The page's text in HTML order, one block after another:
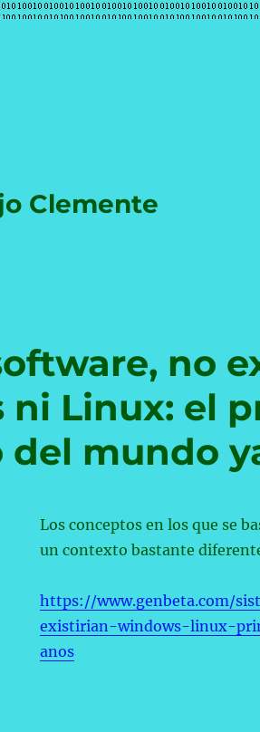
Clemente
no
Linux: el
del mundo
Los conceptos en los que se
un contexto bastante
https://www.genbeta.com/
existirian-windows-linux-
anos